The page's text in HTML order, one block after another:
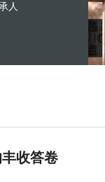
人
收答卷